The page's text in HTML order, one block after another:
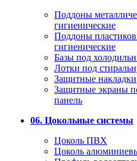
Поддоны
гигиенические
Поддоны
гигиенические
Базы под
Лотки под
Защитные накладки
Защитные экраны
панель
06. Цокольные системы
Цоколь ПВХ
Цоколь